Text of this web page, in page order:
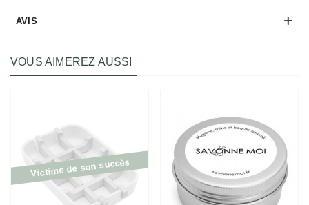
AVIS
VOUS AIMEREZ AUSSI
Victime de son succès